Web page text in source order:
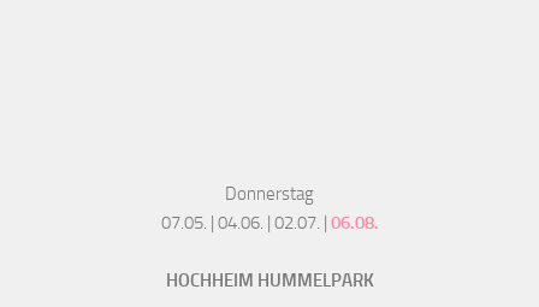
Donnerstag
07.05. | 04.06. | 02.07. | 06.08.
HOCHHEIM HUMMELPARK